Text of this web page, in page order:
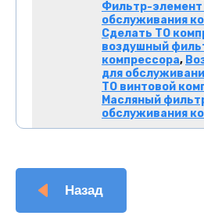
Фильтр-элемент
обслуживания
Сделать ТО
воздушный
компрессора,
для
ТО винтовой
Масляный
обслуживания
Назад